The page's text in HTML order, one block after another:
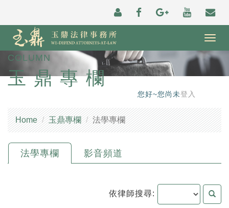
COLUMN
玉鼎專欄
您好~您尚未登入
Home 玉鼎專欄 法學專欄
法學專欄 影音頻道
依律師搜尋: